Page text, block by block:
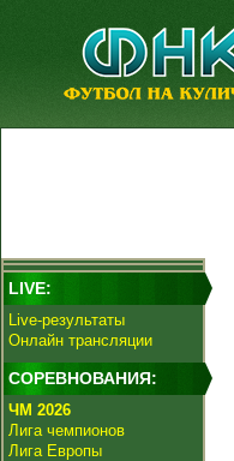
LIVE:
Live-результаты
Онлайн трансляции
СОРЕВНОВАНИЯ:
ЧМ 2026
Лига чемпионов
Лига Европы